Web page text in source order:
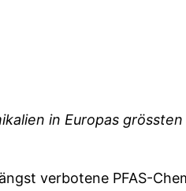
in Europas
verbotene PFAS-